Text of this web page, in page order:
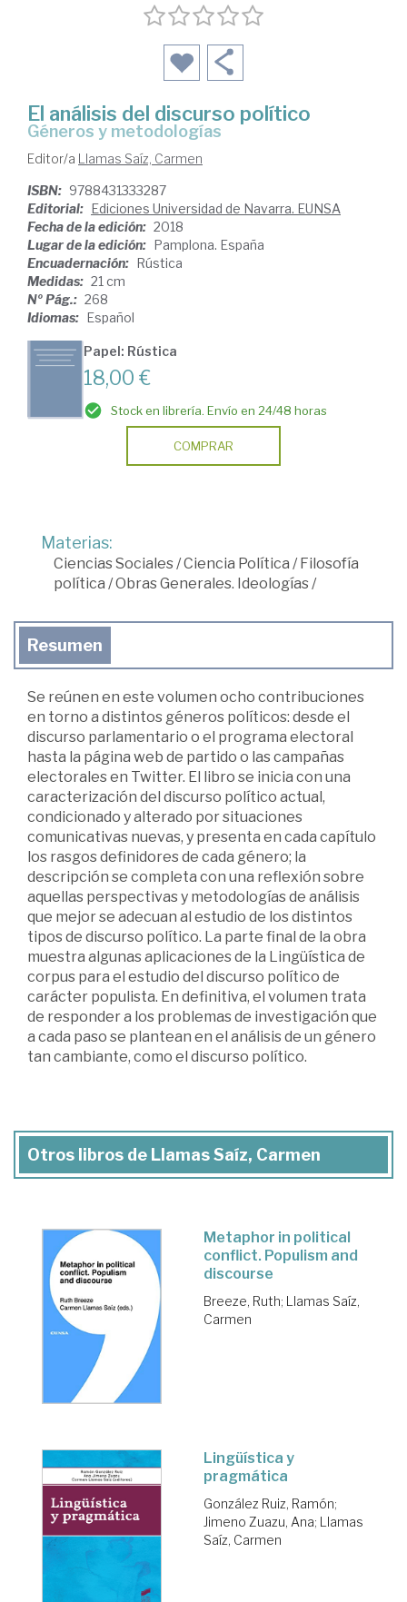
El análisis del discurso político
géneros y metodologías
Editor/a Llamas Saíz, Carmen
ISBN: 9788431333287
Editorial: Ediciones Universidad de Navarra. EUNSA
Fecha de la edición: 2018
Lugar de la edición: Pamplona. España
Encuadernación: Rústica
Medidas: 21 cm
Nº Pág.: 268
Idiomas: Español
Papel: Rústica
18,00 €
Stock en librería. Envío en 24/48 horas
COMPRAR
Materias:
Ciencias Sociales/Ciencia Política / Filosofía
política /Obras Generales. Ideologías/
Resumen
Se reúnen en este volumen ocho contribuciones
en torno a distintos géneros políticos: desde el
discurso parlamentario o el programa electoral
hasta la página web de partido o las campañas
electorales en Twitter. El libro se inicia con una
caracterización del discurso político actual,
condicionado y alterado por situaciones
comunicativas nuevas, y presenta en cada capítulo
los rasgos definidores de cada género; la
descripción se completa con una reflexión sobre
aquellas perspectivas y metodologías de análisis
que mejor se adecuan al estudio de los distintos
tipos de discurso político. La parte final de la obra
muestra algunas aplicaciones de la Lingüística de
corpus para el estudio del discurso político de
carácter populista. En definitiva, el volumen trata
de responder a los problemas de investigación que
a cada paso se plantean en el análisis de un género
tan cambiante, como el discurso político.
Otros libros de Llamas Saíz, Carmen
Metaphor in political
conflict. Populism and
discourse
Breeze, Ruth; Llamas Saíz,
Carmen
Lingüística y
pragmática
González Ruiz, Ramón;
Jimeno Zuazu, Ana; Llamas
Saíz, Carmen